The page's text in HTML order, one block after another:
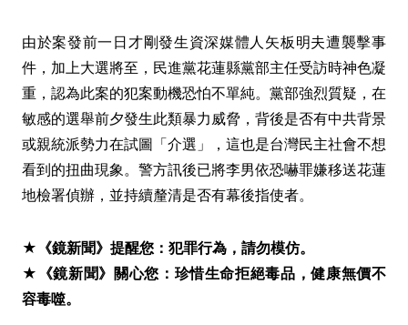
由於案發前一日才剛發生資深媒體人矢板明夫遭襲擊事
件，加上大選將至，民進黨花蓮縣黨部主任受訪時神色凝
重，認為此案的犯案動機恐怕不單純。黨部強烈質疑，在
敏感的選舉前夕發生此類暴力威脅，背後是否有中共背景
或親統派勢力在試圖「介選」，這也是台灣民主社會不想
看到的扭曲現象。警方訊後已將李男依恐嚇罪嫌移送花蓮
地檢署偵辦，並持續釐清是否有幕後指使者。
★《鏡新聞》提醒您：犯罪行為，請勿模仿。
★《鏡新聞》關心您：珍惜生命拒絕毒品，健康無價不
容毒噬。